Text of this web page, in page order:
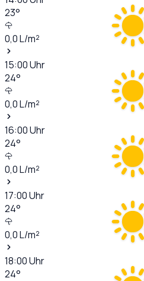
23°
0,0L/m²
15:00Uhr
24°
0,0L/m²
16:00Uhr
24°
0,0L/m²
17:00Uhr
24°
0,0L/m²
18:00Uhr
24°